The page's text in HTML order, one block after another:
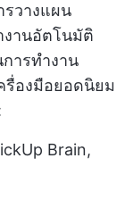
รวางแผน
งานอัตโนมัติ
ารทำงาน
รื่องมือยอดนิยม
Brain,